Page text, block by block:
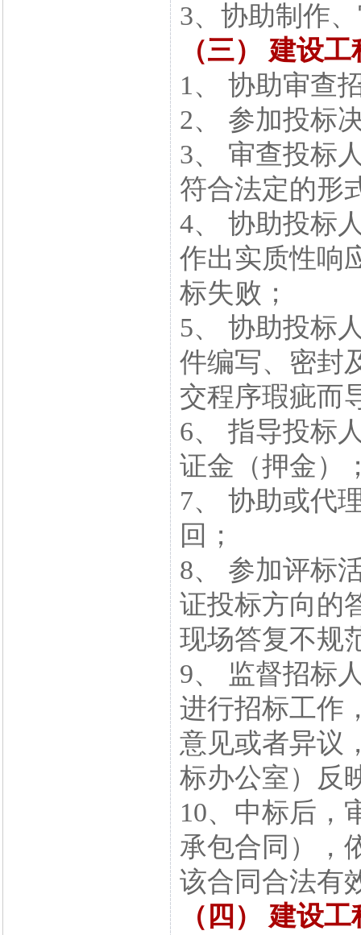
3、协助制作
（三） 建设
1、 协助审查
2、 参加投标
3、 审查投标
符合法定的形
4、 协助投标
作出实质性响
标失败；
5、 协助投标
件编写、密封
交程序瑕疵
6、 指导投标
证金（押金）
7、 协助或代
回；
8、 参加评标
证投标方向的
现场答复不
9、 监督招标
进行招标工作
意见或者异
标办公室）反
10、中标后，
承包合同），
该合同合法有
（四） 建设